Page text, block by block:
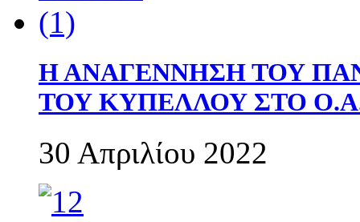
Η ΑΝΑΓΕΝΝΗΣΗ ΤΟΥ
ΤΟΥ ΚΥΠΕΛΛΟΥ ΣΤΟ
30 Απριλίου 2022